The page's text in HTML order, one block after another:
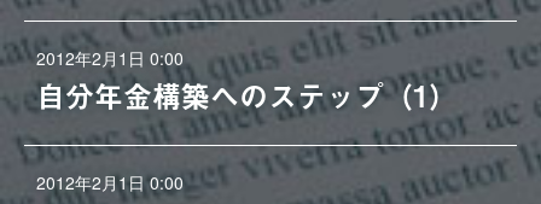
2012年2月1日 0:00
自分年金構築へのステップ（1）
2012年2月1日 0:00